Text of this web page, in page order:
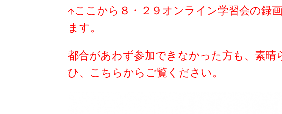
↑ここから８・２９オンライン学習会の録
ます。
都合があわず参加できなかった方も、素
ひ、こちらからご覧ください。